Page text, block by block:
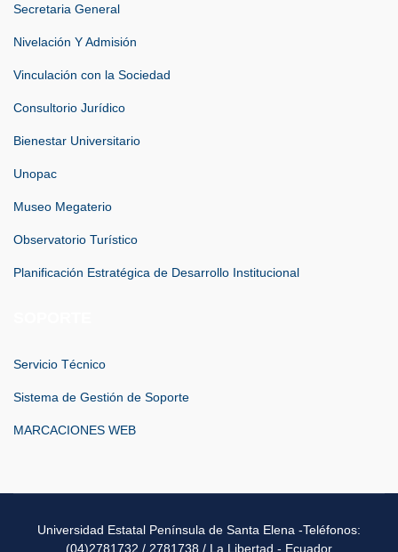
Secretaria General
Nivelación Y Admisión
Vinculación con la Sociedad
Consultorio Jurídico
Bienestar Universitario
Unopac
Museo Megaterio
Observatorio Turístico
Planificación Estratégica de Desarrollo Institucional
Servicio Técnico
Sistema de Gestión de Soporte
MARCACIONES WEB
Universidad Estatal Península de Santa Elena -Teléfonos:
(04)2781732 / 2781738 / La Libertad - Ecuador